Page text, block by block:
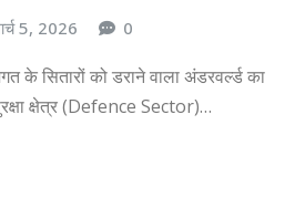
5, 2026 0
के सितारों को डराने वाला अंडरवर्ल्ड का
क्षेत्र (Defence Sector)…